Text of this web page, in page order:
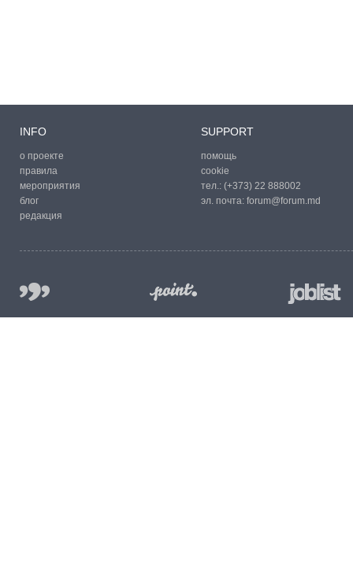
INFO
о проекте
правила
мероприятия
блог
редакция
SUPPORT
помощь
cookie
тел.: (+373) 22 888002
эл. почта: forum@forum.md